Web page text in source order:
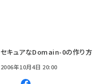
セキュアなDomain-0の作り方
2006年10月4日 20:00